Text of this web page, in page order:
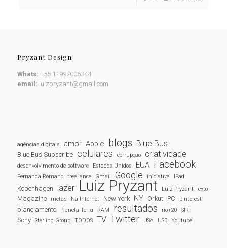
Pryzant Design
Whats: +55 11997006344
email: luizpryzant@gmail.com
agências digitais amor Apple blogs Blue Bus
Blue Bus Subscribe celulares corrupção criatividade
desenvolvimento de software Estados Unidos EUA Facebook
Fernanda Romano free lance Gmail Google iniciativa IPad
Kopenhagen lazer Luiz Pryzant Luiz Pryzant Texto
Magazine metas Na Internet New York NY Orkut PC pinterest
planejamento Planeta Terra RAM resultados rio+20 SIRI
Sony Sterling Group TODOS TV Twitter USA USB Youtube